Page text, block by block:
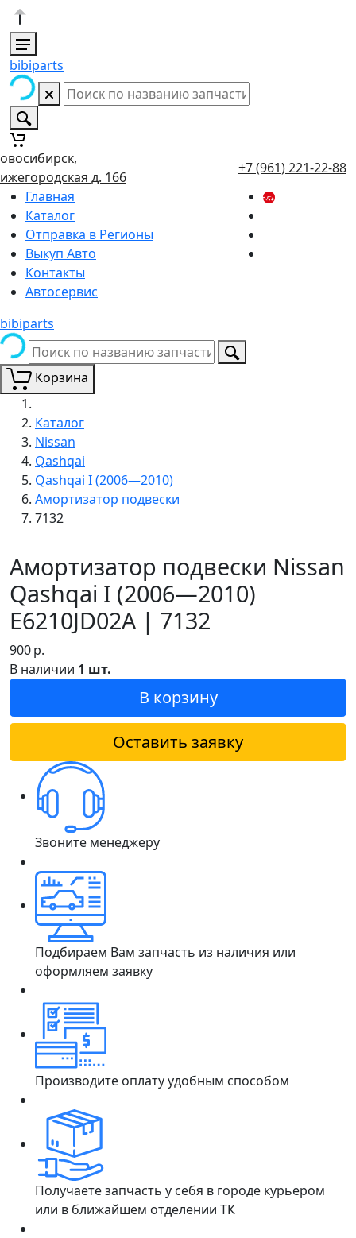
bibiparts
д. 166
+7 (961) 221-22-88
Главная
Каталог
Отправка в Регионы
Выкуп Авто
Контакты
Автосервис
bibiparts
Корзина
Каталог
Nissan
Qashqai
Qashqai I (2006—2010)
Амортизатор подвески
7132
Амортизатор подвески Nissan
Qashqai I (2006—2010)
E6210JD02A | 7132
900р.
В наличии 1 шт.
В корзину
Оставить заявку
Звоните менеджеру
Подбираем Вам запчасть из наличия или
оформляем заявку
Производите оплату удобным способом
Получаете запчасть у себя в городе курьером
или в ближайшем отделении ТК